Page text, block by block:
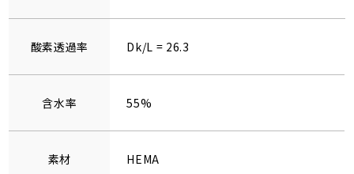
酸素透過率 Dk/L = 26.3
含水率 55%
素材 HEMA